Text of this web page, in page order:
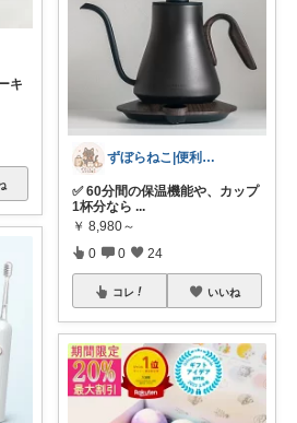
キ
ずぼらねこ|便利＆可愛いアイテムを紹介
✅ 60分間の保温機能や、カップ
1杯分なら ...
￥ 8,980～
0 0 24
コレ いいね